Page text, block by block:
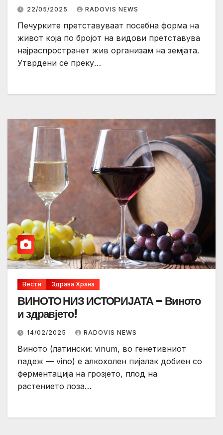
22/05/2025 RADOVIS NEWS
Печурките претставуваат посебна форма на
живот која по бројот на видови претставува
најраспространет жив организам на земјата.
Утврдени се преку…
Вести Здрава Храна
ВИНОТО НИЗ ИСТОРИЈАТА – Виното
и здравјето!
14/02/2025 RADOVIS NEWS
Виното (латински: vinum, во генетивниот
падеж — vino) е алкохолен пијалак добиен со
ферментација на грозјето, плод на
растението лоза…